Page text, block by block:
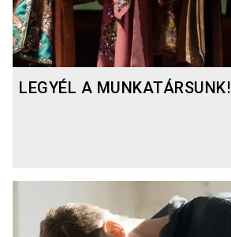
LEGYÉL A MUNKATÁRSUNK!